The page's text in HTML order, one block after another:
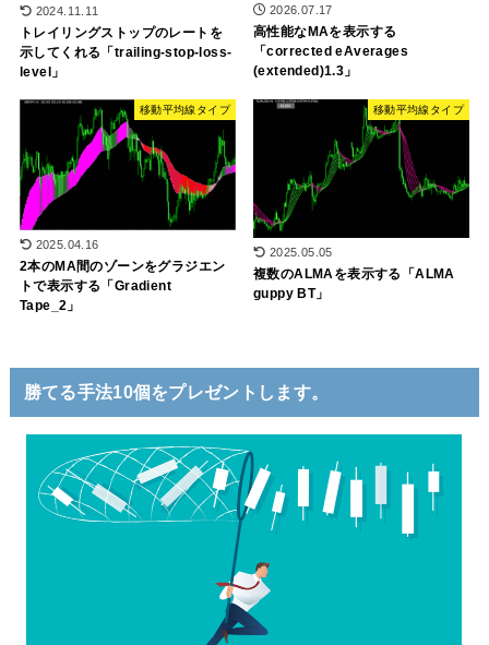
2024.11.11
トレイリングストップのレートを
示してくれる「trailing-stop-loss-
level」
2026.07.17
高性能なMAを表示する
「corrected eAverages
(extended)1.3」
移動平均線タイプ
2025.04.16
2本のMA間のゾーンをグラジエン
トで表示する「Gradient
Tape_2」
移動平均線タイプ
2025.05.05
複数のALMAを表示する「ALMA
guppy BT」
勝てる手法10個をプレゼントします。